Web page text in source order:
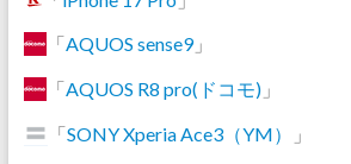
「AQUOS sense9」
「AQUOS R8 pro(ドコモ)」
「SONY Xperia Ace3（YM） 」